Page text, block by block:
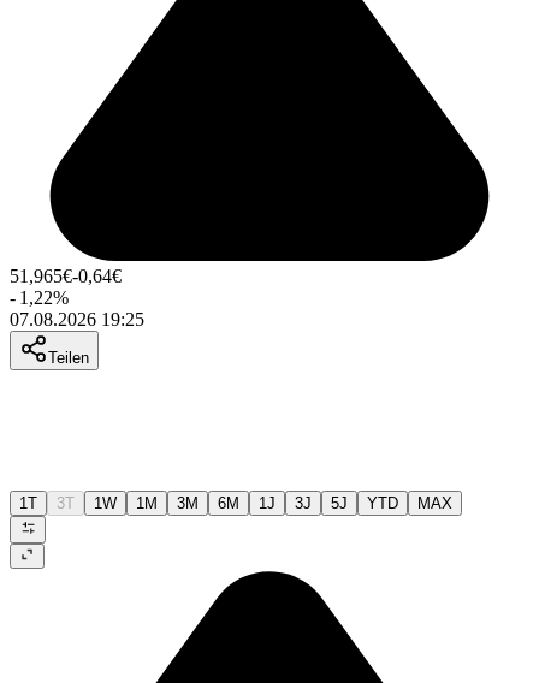
51,965€-0,64€
- 1,22%
07.08.2026 19:25
Teilen
1T 3T 1W 1M 3M 6M 1J 3J 5J YTD MAX